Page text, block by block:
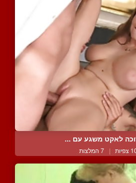
לאקט משגע עם ...
| 7 המלצות